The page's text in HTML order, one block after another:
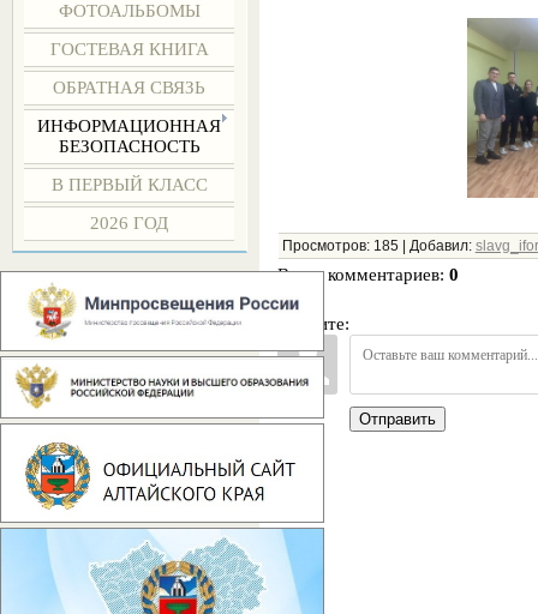
ФОТОАЛЬБОМЫ
ГОСТЕВАЯ КНИГА
ОБРАТНАЯ СВЯЗЬ
ИНФОРМАЦИОННАЯ
БЕЗОПАСНОСТЬ
В ПЕРВЫЙ КЛАСС
2026 ГОД
Просмотров: 185| Добавил:
Всего комментариев: 0
Войдите:
Отправить